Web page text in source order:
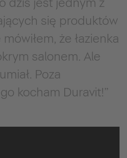
się produktów
że łazienka
salonem. Ale
Poza
kocham Duravit!”